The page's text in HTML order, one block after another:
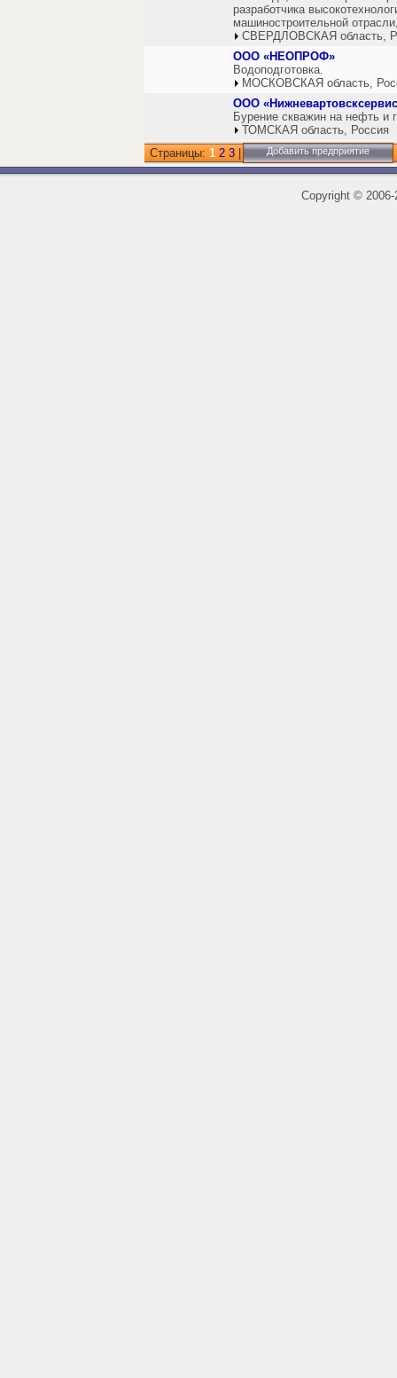
разработчика
машиностроительной
СВЕРДЛОВСКАЯ область,
ООО «НЕОПРОФ»
Водоподготовка.
МОСКОВСКАЯ область,
ООО
Бурение скважин на нефть и
ТОМСКАЯ область, Россия
Страницы: 1 2 3 Добавить предприятие
Copyright ©